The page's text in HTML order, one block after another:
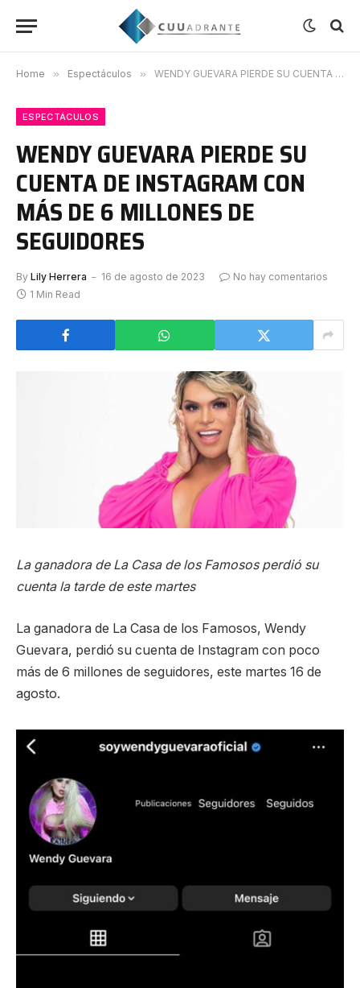
Home » Espectáculos » WENDY GUEVARA PIERDE SU CUENTA DE INSTAGRAM CON MÁS DE 6 MILLONES DE SEGUIDORES
ESPECTÁCULOS
WENDY GUEVARA PIERDE SU
CUENTA DE INSTAGRAM CON
MÁS DE 6 MILLONES DE
SEGUIDORES
By Lily Herrera 16 de agosto de 2023
No hay comentarios
1 Min Read
La ganadora de La Casa de los Famosos perdió su
cuenta la tarde de este martes
La ganadora de La Casa de los Famosos, Wendy
Guevara, perdió su cuenta de Instagram con poco
más de 6 millones de seguidores, este martes 16 de
agosto.